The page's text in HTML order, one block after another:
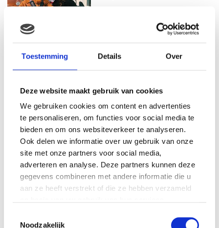
Toestemming Details Over
Deze website maakt gebruik van cookies
We gebruiken cookies om content en advertenties
te personaliseren, om functies voor social media te
bieden en om ons websiteverkeer te analyseren.
Ook delen we informatie over uw gebruik van onze
site met onze partners voor social media,
adverteren en analyse. Deze partners kunnen deze
gegevens combineren met andere informatie die u
aan ze heeft verstrekt of die ze hebben verzameld
Noodzakelijk
MAMA THIRZA VLOG: HET IS
MAMA THIRZA VLOG: OP
VAKANTIE & TWEE ZIEKE
KINDEREN
MAMA CARMEN VLOG:
SCHOLEN ZIJN WEER
BEGONNEN & TANDEN BLEKEN